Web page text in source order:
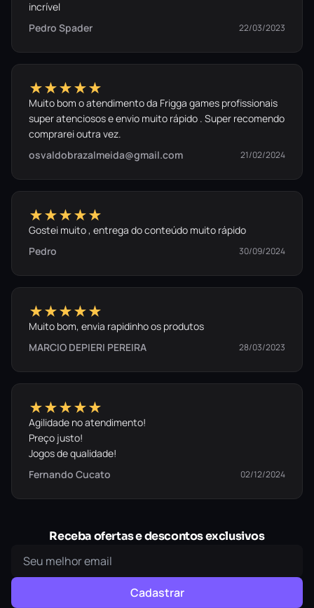
incrível
Pedro Spader
22/03/2023
★★★★★
Muito bom o atendimento da Frigga games profissionais
super atenciosos e envio muito rápido . Super recomendo
comprarei outra vez.
osvaldobrazalmeida@gmail.com
21/02/2024
★★★★★
Gostei muito , entrega do conteúdo muito rápido
Pedro
30/09/2024
★★★★★
Muito bom, envia rapidinho os produtos
MARCIO DEPIERI PEREIRA
28/03/2023
★★★★★
Agilidade no atendimento!
Preço justo!
Jogos de qualidade!
Fernando Cucato
02/12/2024
Receba ofertas e descontos exclusivos
Cadastrar